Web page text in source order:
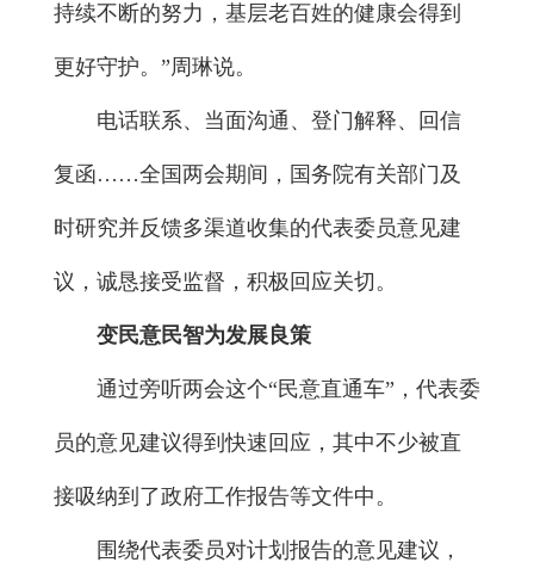
持续不断的努力，基层老百姓的健康会得到
更好守护。”周琳说。
电话联系、当面沟通、登门解释、回信
复函……全国两会期间，国务院有关部门及
时研究并反馈多渠道收集的代表委员意见建
议，诚恳接受监督，积极回应关切。
变民意民智为发展良策
通过旁听两会这个“民意直通车”，代表委
员的意见建议得到快速回应，其中不少被直
接吸纳到了政府工作报告等文件中。
围绕代表委员对计划报告的意见建议，